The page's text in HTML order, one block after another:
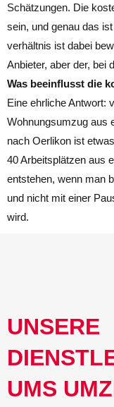
Schätzungen. Die
sein, und genau das
verhältnis ist dabei
Anbieter, aber der, bei
Was beeinflusst die
Eine ehrliche Antwort:
Wohnungsumzug aus
nach Oerlikon ist
40 Arbeitsplätzen aus
entstehen, wenn man
und nicht mit einer
wird.
UNSERE
UMS